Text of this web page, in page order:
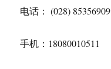
电话： (028) 85356909
手机：18080010511